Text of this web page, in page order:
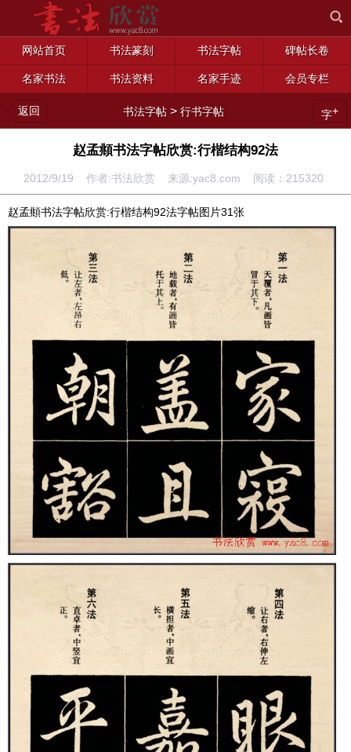
网站首页 书法篆刻 书法字帖 碑帖长卷
名家书法 书法资料 名家手迹 会员专栏
返回 书法字帖 >行书字帖 字+
赵孟頫书法字帖欣赏:行楷结构92法
2012/9/19 作者:书法欣赏 来源:yac8.com 阅读： 215320
赵孟頫书法字帖欣赏:行楷结构92法字帖图片31张